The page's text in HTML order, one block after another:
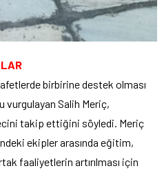
birbirine destek olması
vurgulayan Salih Meriç,
takip ettiğini söyledi. Meriç
ekipler arasında eğitim,
faaliyetlerin artırılması için